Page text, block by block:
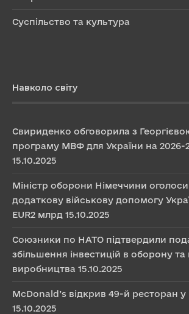
Суспільство та культура
Навколо світу
Свириденко обговорила з
програму МВФ для України на 2026-
15.10.2025
Міністр оборони Німеччини
додаткову військову допомогу
EUR2 млрд 15.10.2025
Союзники по НАТО підтвердили
збільшення інвестицій в оборону
виробництва 15.10.2025
McDonald’s відкрив 49-й ресторан у
15.10.2025